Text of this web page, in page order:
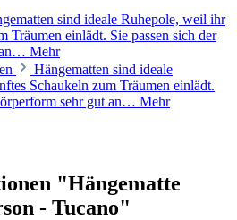
sind ideale Ruhepole, weil ihr
Träumen einlädt. Sie passen sich der
Mehr
Hängematten sind ideale
Schaukeln zum Träumen einlädt.
sehr gut an… Mehr
"Hängematte
- Tucano"